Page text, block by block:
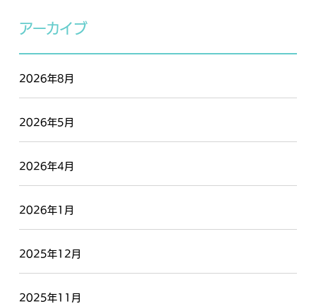
アーカイブ
2026年8月
2026年5月
2026年4月
2026年1月
2025年12月
2025年11月